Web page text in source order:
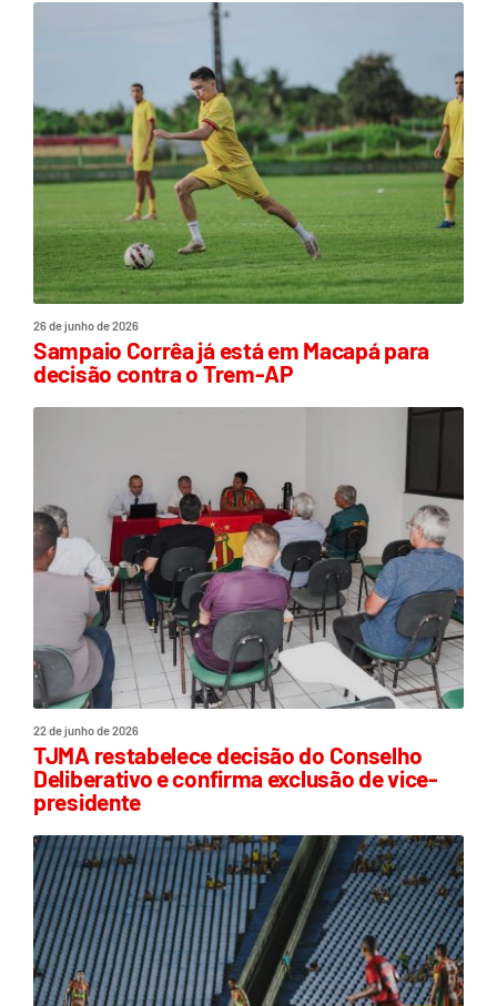
26 de junho de 2026
Sampaio Corrêa já está em Macapá para
decisão contra o Trem-AP
22 de junho de 2026
TJMA restabelece decisão do Conselho
Deliberativo e confirma exclusão de vice-
presidente